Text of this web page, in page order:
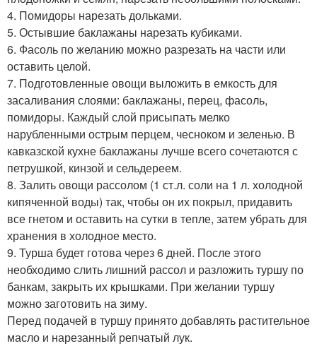
4. Помидоры нарезать дольками.
5. Остывшие баклажаны нарезать кубиками.
6. Фасоль по желанию можно разрезать на части или
оставить целой.
7. Подготовленные овощи выложить в емкость для
засаливания слоями: баклажаны, перец, фасоль,
помидоры. Каждый слой присыпать мелко
нарубленными острым перцем, чесноком и зеленью. В
кавказской кухне баклажаны лучше всего сочетаются с
петрушкой, кинзой и сельдереем.
8. Залить овощи рассолом (1 ст.л. соли на 1 л. холодной
кипяченной воды) так, чтобы он их покрыл, придавить
все гнетом и оставить на сутки в тепле, затем убрать для
хранения в холодное место.
9. Турша будет готова через 6 дней. После этого
необходимо слить лишний рассол и разложить туршу по
банкам, закрыть их крышками. При желании туршу
можно заготовить на зиму.
Перед подачей в туршу принято добавлять растительное
масло и нарезанный репчатый лук.